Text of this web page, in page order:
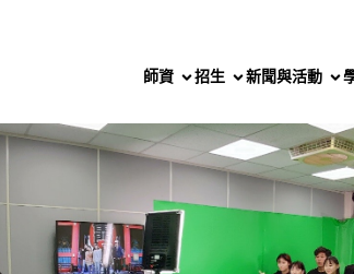
師資 招生 新聞與活動